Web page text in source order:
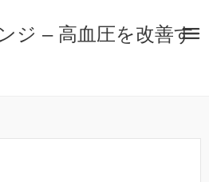
ジ – 高血圧を改善す